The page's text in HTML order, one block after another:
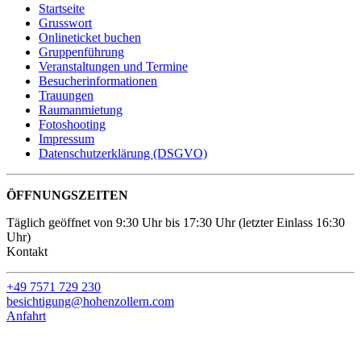
Startseite
Grusswort
Onlineticket buchen
Gruppenführung
Veranstaltungen und Termine
Besucherinformationen
Trauungen
Raumanmietung
Fotoshooting
Impressum
Datenschutzerklärung (DSGVO)
ÖFFNUNGSZEITEN
Täglich geöffnet von 9:30 Uhr bis 17:30 Uhr (letzter Einlass 16:30
Uhr)
Kontakt
+49 7571 729 230
besichtigung@hohenzollern.com
Anfahrt